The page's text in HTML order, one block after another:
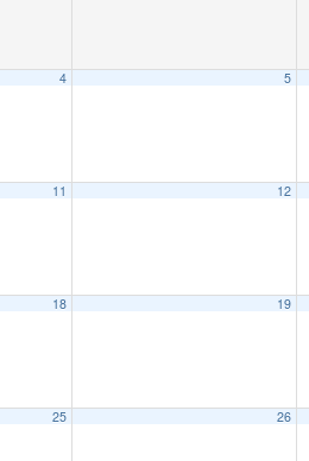
4 5
11 12
18 19
25 26